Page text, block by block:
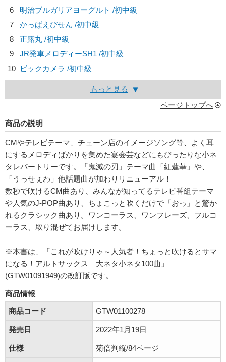
6
明治ブルガリアヨーグルト /初中級
7
かっぱえびせん /初中級
8
正露丸 /初中級
9
JR発車メロディーSH1 /初中級
10 ビックカメラ /初中級
もっと見る
ページトップへ
商品の説明
CMやテレビテーマ、チェーン店のイメージソング等、よく耳
にするメロディばかりを集めた宴会芸などにもぴったりな小ネ
タレパートリーです。「鬼滅の刃」テーマ曲「紅蓮華」や、
「うっせぇわ」他話題曲が加わりリニューアル！
数秒で吹けるCM曲あり、みんなが知ってるテレビ番組テーマ
や人気のJ-POP曲あり、ちょこっと吹くだけで「おっ」と驚か
れるクラシック曲あり。ワンコーラス、ワンフレーズ、フルコ
ーラス、取り混ぜてお届けします。
※本書は、「これが吹けりゃ～人気者！ちょっと吹けるとサマ
になる！アルトサックス 大ネタ小ネタ100曲」
(GTW01091949)の改訂版です。
商品情報
商品コード
GTW01100278
発売日 2022年1月19日
仕様 菊倍判縦/84ページ